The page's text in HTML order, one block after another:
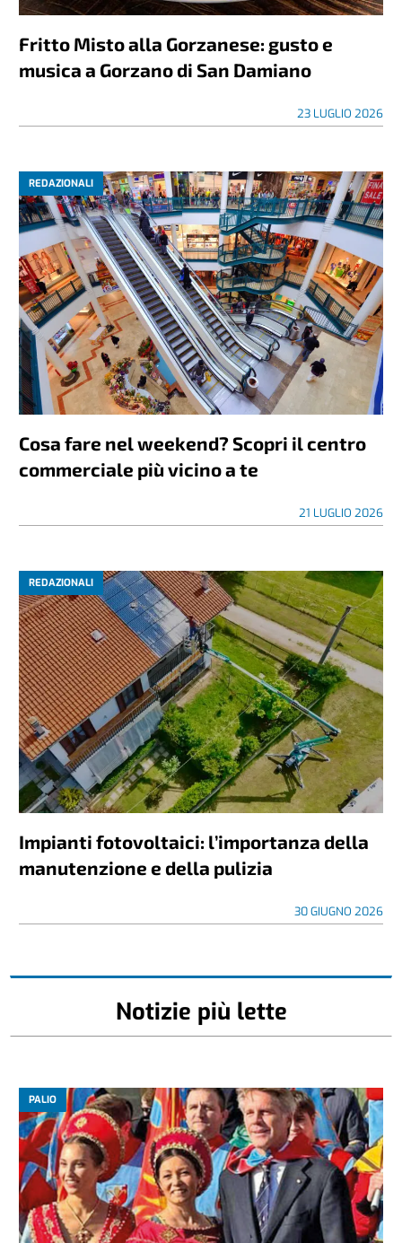
Fritto Misto alla Gorzanese: gusto e
musica a Gorzano di San Damiano
23 LUGLIO 2026
REDAZIONALI
Cosa fare nel weekend? Scopri il centro
commerciale più vicino a te
21 LUGLIO 2026
REDAZIONALI
Impianti fotovoltaici: l’importanza della
manutenzione e della pulizia
30 GIUGNO 2026
Notizie più lette
PALIO